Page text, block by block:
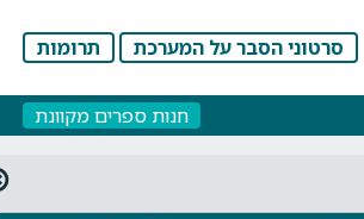
סרטוני הסבר על המערכת תרומות
חנות ספרים מקוונת